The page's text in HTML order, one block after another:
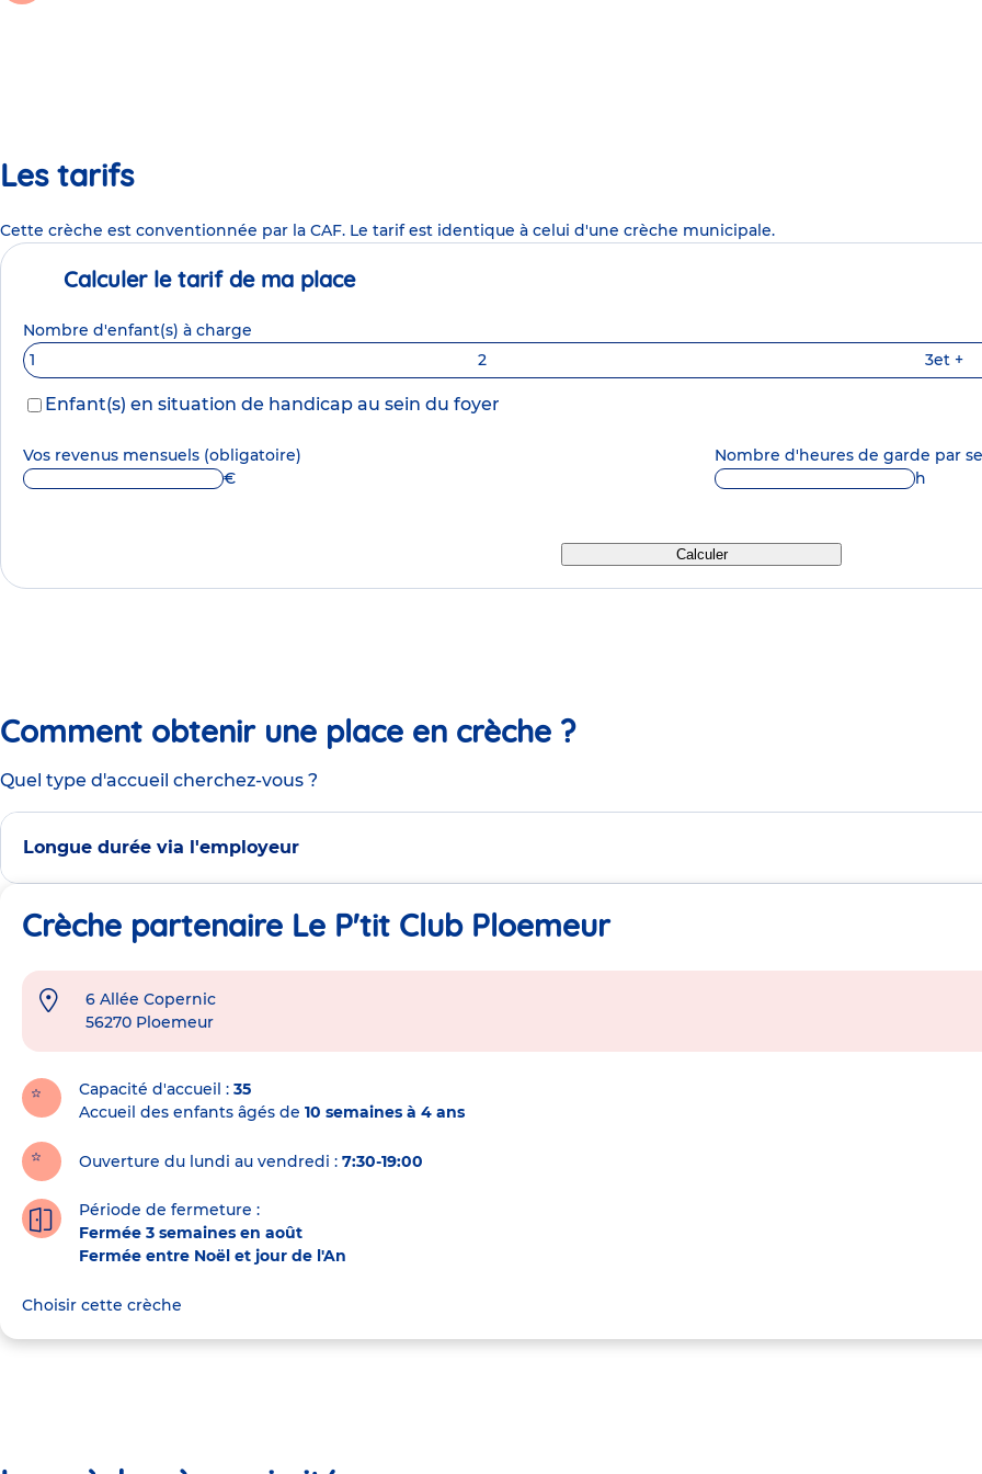
Les tarifs
Cette crèche est conventionnée par la CAF. Le tarif est identique à celui d'une crèche municipale.
Calculer le tarif de ma place
Nombre d'enfant(s) à charge
1
2 3et +
Enfant(s) en situation de handicap au sein du foyer
Vos revenus mensuels (obligatoire)
€
Nombre d'heures de garde par
h
Calculer
Comment obtenir une place en crèche ?
Quel type d'accueil cherchez-vous ?
Longue durée via l'employeur
Crèche partenaire Le P'tit Club Ploemeur
Adresse
crèche
6 Allée Copernic
56270 Ploemeur
Capacité d'accueil
35
Accueil des enfants âgés de 10 semaines à 4 ans
Ouverture du lundi au vendredi : 7:30-19:00
Période de fermeture :
Fermée 3 semaines en août
Fermée entre Noël et jour de l'An
Choisir cette crèche